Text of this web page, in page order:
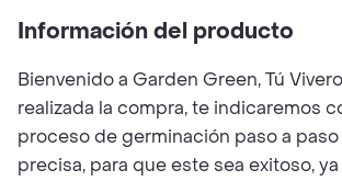
Información del producto
Bienvenido a Garden Green, Tú
realizada la compra, te indicaremos
proceso de germinación paso a paso
precisa, para que este sea exitoso,